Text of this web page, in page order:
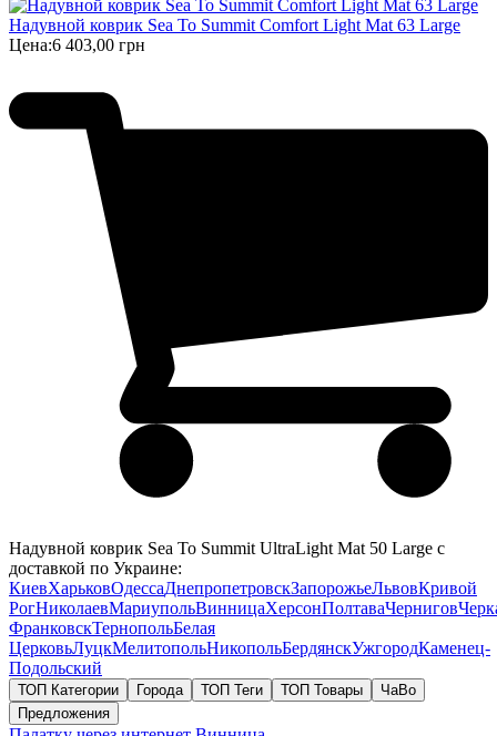
Надувной коврик Sea To Summit Comfort Light Mat 63 Large
Цена:6 403,00 грн
Надувной коврик Sea To Summit UltraLight Mat 50 Large с
доставкой по Украине:
КиевХарьковОдессаДнепропетровскЗапорожьеЛьвовКривой
РогНиколаевМариупольВинницаХерсонПолтаваЧернигов
ФранковскТернопольБелая
ЦерковьЛуцкМелитопольНикопольБердянскУжгородКаменец-
Подольский
ТОП Категории Города ТОП Теги ТОП Товары
ЧаВо
Предложения